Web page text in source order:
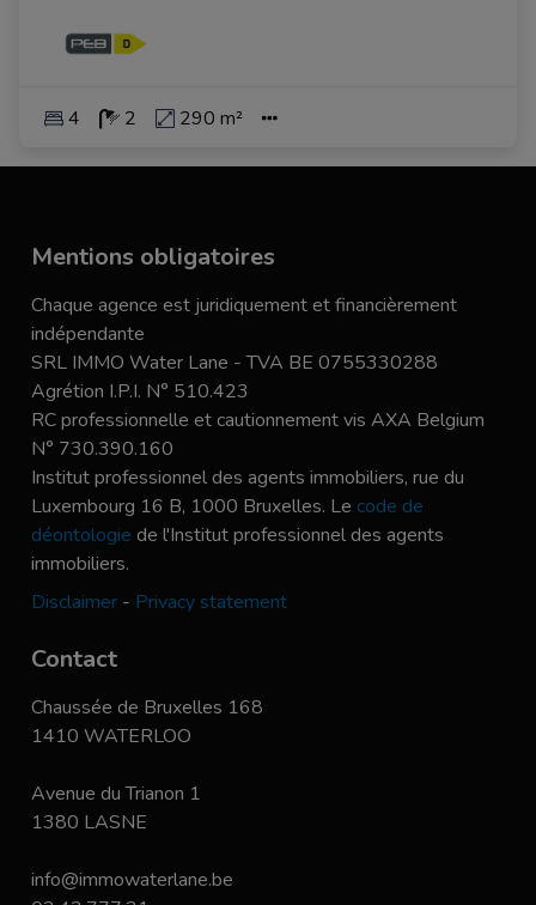
4 2 290 m²
Mentions obligatoires
Chaque agence est juridiquement et financièrement
indépendante
SRL IMMO Water Lane - TVA BE 0755330288
Agrétion I.P.I. N° 510.423
RC professionnelle et cautionnement vis AXA Belgium
N° 730.390.160
Institut professionnel des agents immobiliers, rue du
Luxembourg 16 B, 1000 Bruxelles. Le code de
déontologie de l'Institut professionnel des agents
immobiliers.
Disclaimer - Privacy statement
Contact
Chaussée de Bruxelles 168
1410 WATERLOO
Avenue du Trianon 1
1380 LASNE
info@immowaterlane.be